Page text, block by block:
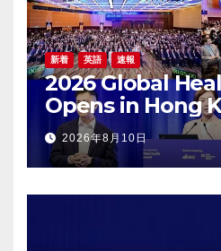
新着 英語 速報
2026 Global
Opens in Hong
Global
Convene:
Breakthroughs
2026年8月10日